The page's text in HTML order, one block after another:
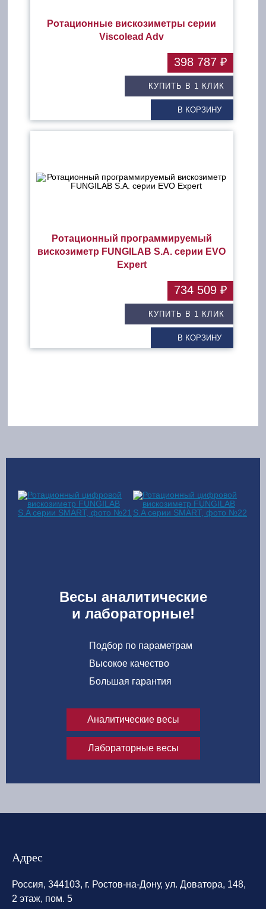
Весы аналитические
и лабораторные!
Подбор по параметрам
Высокое качество
Большая гарантия
Аналитические весы
Лабораторные весы
Ротационные вискозиметры серии
Viscolead Adv
КУПИТЬ В 1 КЛИК
В КОРЗИНУ
398 787 ₽
Ротационный программируемый
вискозиметр FUNGILAB S.A. серии EVO
Expert
КУПИТЬ В 1 КЛИК
В КОРЗИНУ
734 509 ₽
Адрес
Россия, 344103, г. Ростов-на-Дону, ул. Доватора, 148,
2 этаж, пом. 5